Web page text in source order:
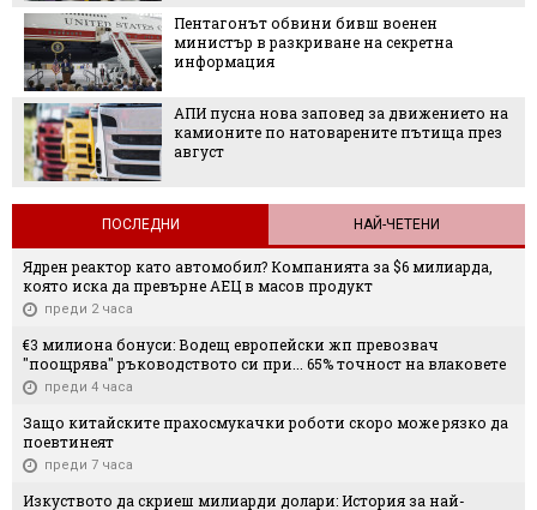
Пентагонът обвини бивш военен
министър в разкриване на секретна
информация
АПИ пусна нова заповед за движението на
камионите по натоварените пътища през
август
ПОСЛЕДНИ НАЙ-ЧЕТЕНИ
Ядрен реактор като автомобил? Компанията за $6 милиарда,
която иска да превърне АЕЦ в масов продукт
преди 2 часа
€3 милиона бонуси: Водещ европейски жп превозвач
"поощрява" ръководството си при... 65% точност на влаковете
преди 4 часа
Защо китайските прахосмукачки роботи скоро може рязко да
поевтинеят
преди 7 часа
Изкуството да скриеш милиарди долари: История за най-